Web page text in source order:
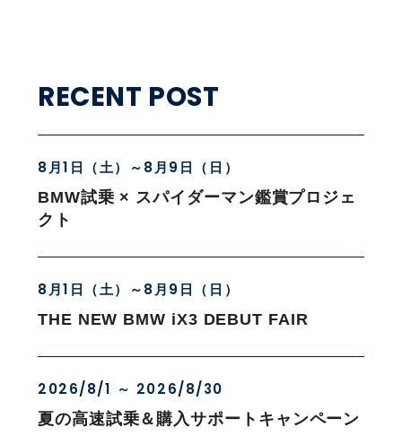
RECENT POST
8月1日（土）～8月9日（日）
BMW試乗 × スパイダーマン鑑賞プロジェ
クト
8月1日（土）～8月9日（日）
THE NEW BMW iX3 DEBUT FAIR
2026/8/1 ～ 2026/8/30
夏の高速試乗＆購入サポートキャンペーン